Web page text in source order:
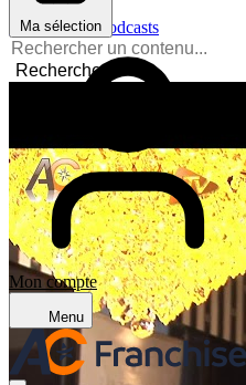
Ma sélection
Mon compte
Menu
ToutVidéosPodcasts
Recherche